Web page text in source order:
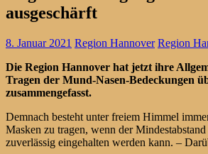
ausgeschärft
8. Januar 2021 Region Hannover Region
Die Region Hannover hat jetzt ihre
Tragen der Mund-Nasen-Bedeckungen
zusammengefasst.
Demnach besteht unter freiem Himmel
Masken zu tragen, wenn der
zuverlässig eingehalten werden kann. –